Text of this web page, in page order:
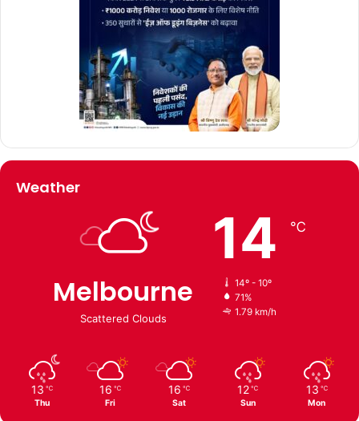
Weather
Melbourne
Scattered Clouds
14 ℃
14º - 10º
71%
1.79 km/h
13 ℃
Thu
16 ℃
Fri
16 ℃
Sat
12 ℃
Sun
13 ℃
Mon